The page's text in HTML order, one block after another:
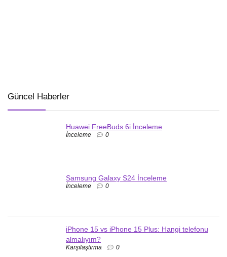
Güncel Haberler
Huawei FreeBuds 6i İnceleme
İnceleme 0
Samsung Galaxy S24 İnceleme
İnceleme 0
iPhone 15 vs iPhone 15 Plus: Hangi telefonu
almalıyım?
Karşılaştırma 0